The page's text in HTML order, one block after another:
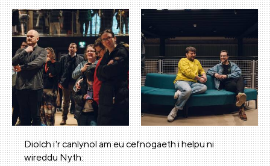
Diolch i'r canlynol am eu cefnogaeth i helpu ni
wireddu Nyth: